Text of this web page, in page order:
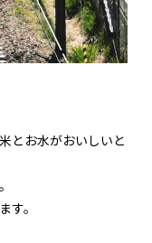
とお水がおいしいと
す。